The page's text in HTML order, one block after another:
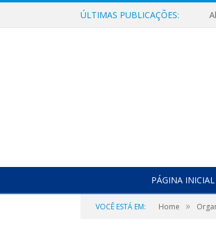
ÚLTIMAS PUBLICAÇÕES:
PÁGINA INICIAL
VOCÊ ESTÁ EM: Home »